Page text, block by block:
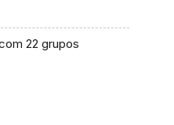
22 grupos